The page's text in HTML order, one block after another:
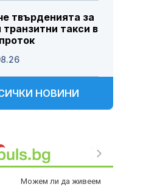
твърденията за
такси в
НОВИНИ
Можем ли да живеем